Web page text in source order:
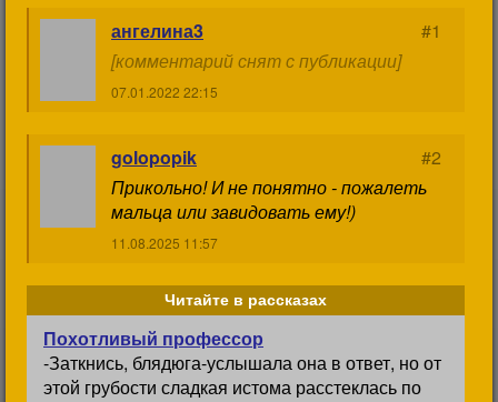
ангелина3
#1
[комментарий снят с публикации]
07.01.2022 22:15
golopopik
#2
Прикольно! И не понятно - пожалеть
мальца или завидовать ему!)
11.08.2025 11:57
Читайте в рассказах
Похотливый профессор
-Заткнись, блядюга-услышала она в ответ, но от
этой грубости сладкая истома расстеклась по